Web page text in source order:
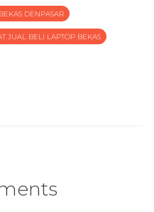
DENPASAR
JUAL BELI LAPTOP BEKAS